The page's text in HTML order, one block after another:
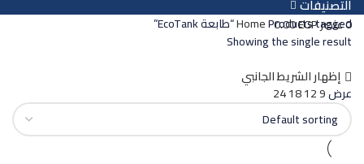
0عنصر 0.00EGP
التصنيفات
HomeProducts tagged “طابعة EcoTank”
Showing the single result
إظهار الشريط الجانبي
عرض9
12
18
24